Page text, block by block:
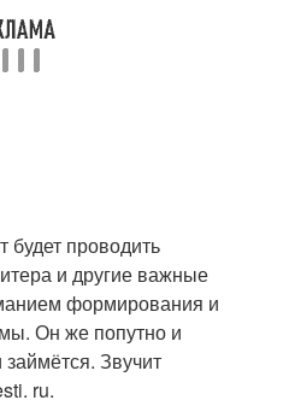
будет проводить
и другие важные
формирования и
Он же попутно и
Звучит
ru.